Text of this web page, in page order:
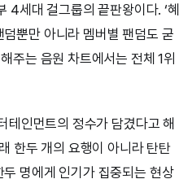
4세대 걸그룹의 끝판왕이다. ‘혜
뿐만 아니라 멤버별 팬덤도 굳
주는 음원 차트에서는 전체 1위
테인먼트의 정수가 담겼다고 해
한두 개의 요행이 아니라 탄탄
명에게 인기가 집중되는 현상